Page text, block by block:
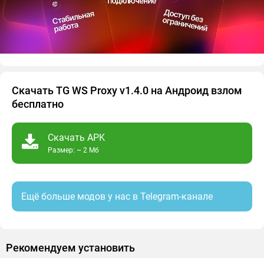
Скачать TG WS Proxy v1.4.0 на Андроид взлом
бесплатно
Скачать APK
Размер: ~ 2 Мб
Ещё больше модов у нас в Telegram-канале
Рекомендуем установить